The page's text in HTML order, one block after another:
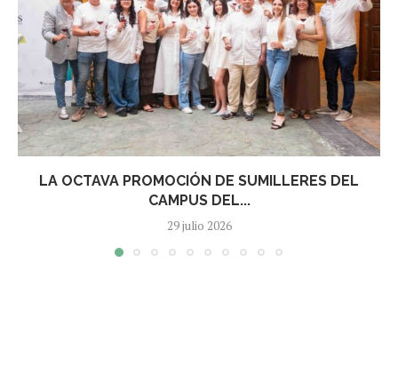
LA OCTAVA PROMOCIÓN DE SUMILLERES DEL
CAMPUS DEL...
29 julio 2026